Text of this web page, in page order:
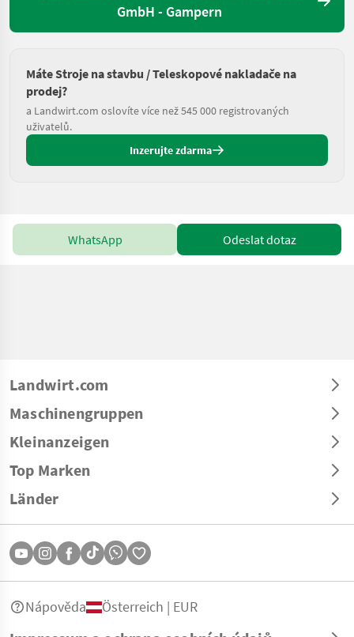
GmbH - Gampern
Máte Stroje na stavbu / Teleskopové nakladače na
prodej?
a Landwirt.com oslovíte více než 545 000 registrovaných
uživatelů.
Inzerujte zdarma
WhatsApp Odeslat dotaz
Landwirt.com
Maschinengruppen
Kleinanzeigen
Top Marken
Länder
Nápověda Österreich | EUR